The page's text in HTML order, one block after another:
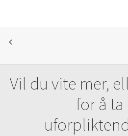
Vil du vite mer,
for å ta